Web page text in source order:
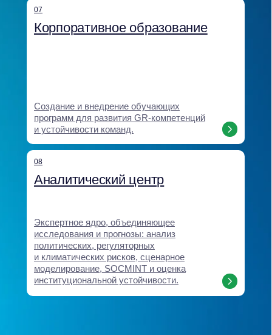
укрепляют доверие
и обеспечивают
долгосрочное
преимущество для бизнеса
Наши кейсы показывают, как экспертность и системность
Baikal Lobridge превращают данные и стратегические идеи
в конкретные результаты: новые рынки, снятие барьеров,
сохранение бизнесов, принятые законы и надёжные
партнерства.